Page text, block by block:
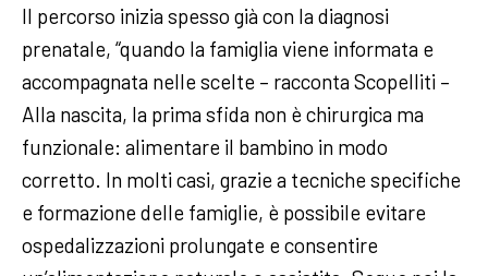
Il percorso inizia spesso già con la diagnosi
prenatale, “quando la famiglia viene informata e
accompagnata nelle scelte – racconta Scopelliti –
Alla nascita, la prima sfida non è chirurgica ma
funzionale: alimentare il bambino in modo
corretto. In molti casi, grazie a tecniche specifiche
e formazione delle famiglie, è possibile evitare
ospedalizzazioni prolungate e consentire